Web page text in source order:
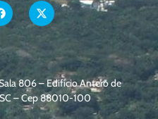
806 – Edifício Antero de
– Cep 88010-100